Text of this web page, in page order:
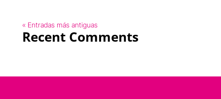
« Entradas más antiguas
Recent Comments